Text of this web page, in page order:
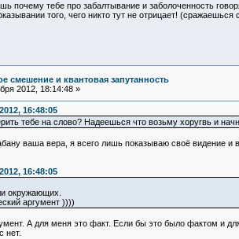
почему тебе про забалтывание и заболоченность
того, чего никто тут не отрицает!
смешение и квантовая запутанность
2012, 18:14:48 »
16:48:05
тебе на слово? Надеешься что возьму хоругвь и
ваша вера, я всего лишь показываю своё видение
16:48:05
окружающих.
аргумент ))))
А для меня это факт. Если бы это было фактом и
нет.